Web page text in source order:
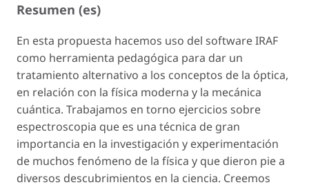
Resumen (es)
En esta propuesta hacemos uso del software IRAF
como herramienta pedagógica para dar un
tratamiento alternativo a los conceptos de la óptica,
en relación con la física moderna y la mecánica
cuántica. Trabajamos en torno ejercicios sobre
espectroscopia que es una técnica de gran
importancia en la investigación y experimentación
de muchos fenómeno de la física y que dieron pie a
diversos descubrimientos en la ciencia. Creemos